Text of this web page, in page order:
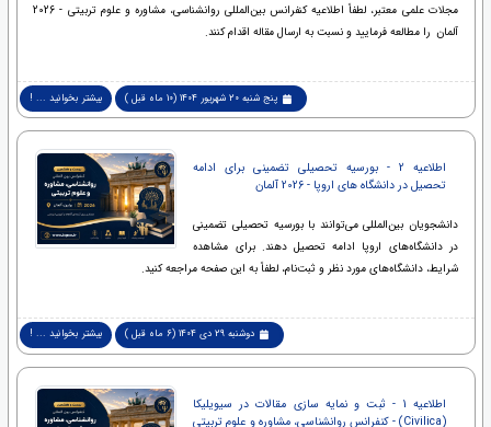
مجلات علمی معتبر، لطفاً اطلاعیه کنفرانس بین‌المللی روانشناسی، مشاوره و علوم تربیتی - 2026
آلمان را مطالعه فرمایید و نسبت به ارسال مقاله اقدام کنند.
پنج شنبه 20 شهریور 1404 (10 ماه قبل ) بیشتر بخوانید ... !
اطلاعیه 2 - بورسیه تحصیلی تضمینی برای ادامه
تحصیل در دانشگاه های اروپا - 2026 آلمان
دانشجویان بین‌المللی می‌توانند با بورسیه تحصیلی تضمینی
در دانشگاه‌های اروپا ادامه تحصیل دهند. برای مشاهده
شرایط، دانشگاه‌های مورد نظر و ثبت‌نام، لطفاً به این صفحه مراجعه کنید.
دوشنبه 29 دی 1404 (6 ماه قبل ) بیشتر بخوانید ... !
اطلاعیه 1 - ثبت و نمایه سازی مقالات در سیویلیکا
(Civilica) - کنفرانس روانشناسی، مشاوره و علوم تربیتی